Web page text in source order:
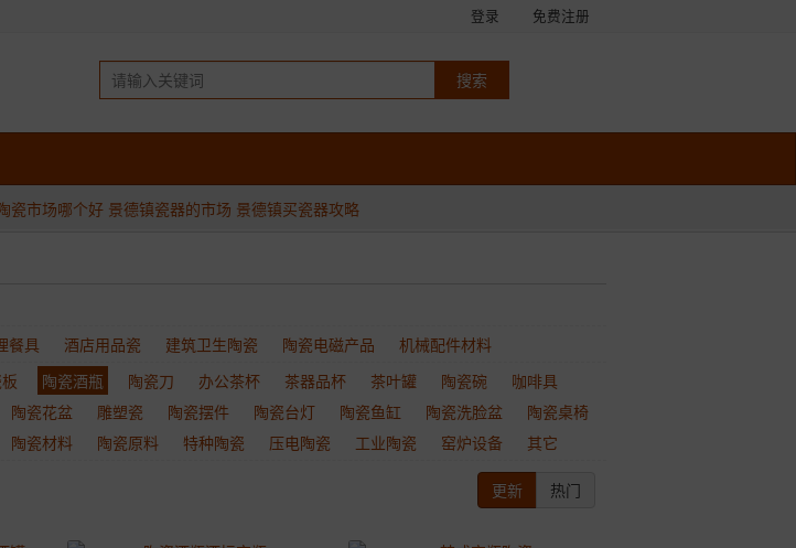
登录 免费注册
瓷市场哪个好 景德镇瓷器的市场 景德镇买瓷器攻略
餐具 酒店用品瓷 建筑卫生陶瓷 陶瓷电磁产品
机械配件材料
陶瓷酒瓶 陶瓷刀 办公茶杯 茶器品杯 茶叶罐 陶瓷碗
咖啡具
陶瓷花盆 雕塑瓷 陶瓷摆件 陶瓷台灯 陶瓷鱼缸 陶瓷洗脸盆
陶瓷桌椅
陶瓷材料 陶瓷原料 特种陶瓷 压电陶瓷 工业陶瓷 窑炉设备 其它
更新 热门